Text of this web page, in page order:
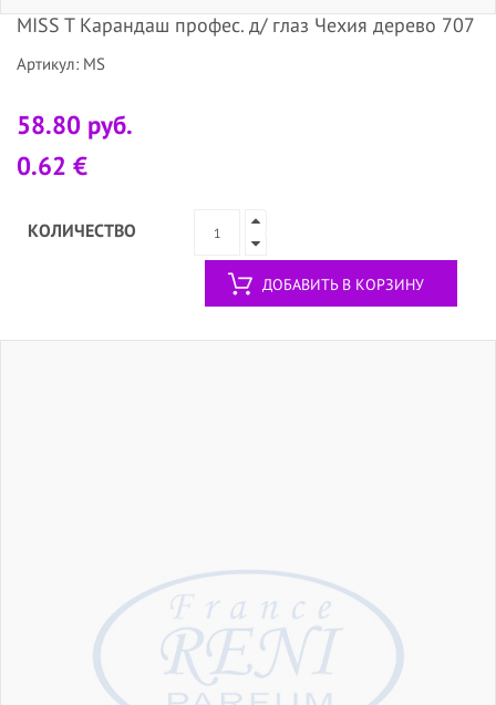
MISS T Карандаш профес. д/ глаз Чехия дерево 707
Артикул: MS
58.80 руб.
0.62 €
КОЛИЧЕСТВО
ДОБАВИТЬ В КОРЗИНУ